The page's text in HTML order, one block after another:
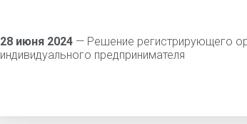
28 июня 2024— Решение регистрирующего
индивидуального предпринимателя